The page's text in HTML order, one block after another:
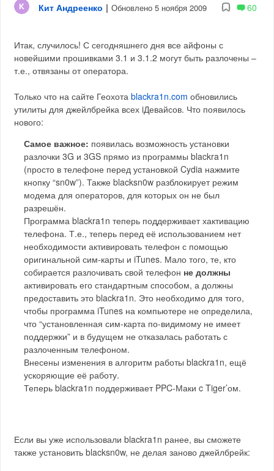
Кит Андреенко | Обновлено 5 ноября 2009 60
Итак, случилось! С сегодняшнего дня все айфоны с
новейшими прошивками 3.1 и 3.1.2 могут быть разлочены –
т.е., отвязаны от оператора.
Только что на сайте Геохотаblackra1n.com обновились
утилиты для джейлбрейка всех iДевайсов. Что появилось
нового:
Самое важное: появилась возможность установки
разлочки 3G и 3GS прямо из программы blackra1n
(просто в телефоне перед установкой Cydia нажмите
кнопку “sn0w”). Также blacksn0w разблокирует режим
модема для операторов, для которых он не был
разрешён.
Программа blackra1n теперь поддерживает хактивацию
телефона. Т.е., теперь перед её использованием нет
необходимости активировать телефон с помощью
оригинальной сим-карты и iTunes. Мало того, те, кто
собирается разлочивать свой телефон не должны
активировать его стандартным способом, а должны
предоставить это blackra1n. Это необходимо для того,
чтобы программа iTunes на компьютере не определила,
что “установленная сим-карта по-видимому не имеет
поддержки” и в будущем не отказалась работать с
разлоченным телефоном.
Внесены изменения в алгоритм работы blackra1n, ещё
ускоряющие её работу.
Теперь blackra1n поддерживает PPC-Маки c Tiger’ом.
Если вы уже использовали blackra1n ранее, вы сможете
также установить blacksn0w, не делая заново джейлбрейк: